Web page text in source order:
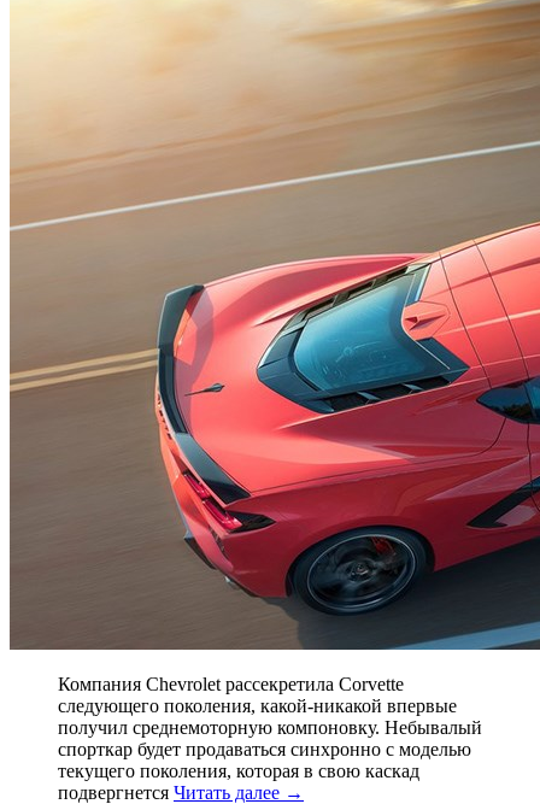
Компания Chevrolet рассекретила Corvette
следующего поколения, какой-никакой впервые
получил среднемоторную компоновку. Небывалый
спорткар будет продаваться синхронно с моделью
текущего поколения, которая в свою каскад
подвергнется Читать далее →